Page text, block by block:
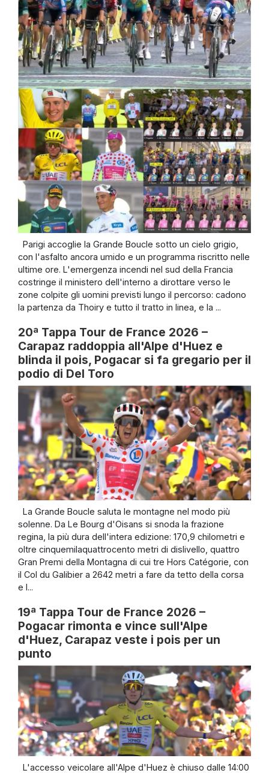
Parigi accoglie la Grande Boucle sotto un cielo grigio,
con l'asfalto ancora umido e un programma riscritto nelle
ultime ore. L'emergenza incendi nel sud della Francia
costringe il ministero dell'interno a dirottare verso le
zone colpite gli uomini previsti lungo il percorso: cadono
la partenza da Thoiry e tutto il tratto in linea, e la ...
20ª Tappa Tour de France 2026 –
Carapaz raddoppia all'Alpe d'Huez e
blinda il pois, Pogacar si fa gregario per il
podio di Del Toro
La Grande Boucle saluta le montagne nel modo più
solenne. Da Le Bourg d'Oisans si snoda la frazione
regina, la più dura dell'intera edizione: 170,9 chilometri e
oltre cinquemilaquattrocento metri di dislivello, quattro
Gran Premi della Montagna di cui tre Hors Catégorie, con
il Col du Galibier a 2642 metri a fare da tetto della corsa
e l...
19ª Tappa Tour de France 2026 –
Pogacar rimonta e vince sull'Alpe
d'Huez, Carapaz veste i pois per un
punto
L'accesso veicolare all'Alpe d'Huez è chiuso dalle 14:00